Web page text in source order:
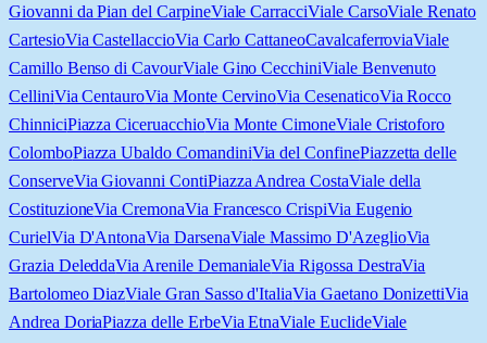
Giovanni da Pian del CarpineViale CarracciViale CarsoViale Renato
CartesioVia CastellaccioVia Carlo CattaneoCavalcaferroviaViale
Camillo Benso di CavourViale Gino CecchiniViale Benvenuto
CelliniVia CentauroVia Monte CervinoVia CesenaticoVia Rocco
ChinniciPiazza CiceruacchioVia Monte CimoneViale Cristoforo
ColomboPiazza Ubaldo ComandiniVia del ConfinePiazzetta delle
ConserveVia Giovanni ContiPiazza Andrea CostaViale della
CostituzioneVia CremonaVia Francesco CrispiVia Eugenio
CurielVia D'AntonaVia DarsenaViale Massimo D'AzeglioVia
Grazia DeleddaVia Arenile DemanialeVia Rigossa DestraVia
Bartolomeo DiazViale Gran Sasso d'ItaliaVia Gaetano DonizettiVia
Andrea DoriaPiazza delle ErbeVia EtnaViale EuclideViale